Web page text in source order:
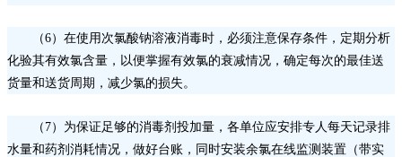
（6）在使用次氯酸钠溶液消毒时，必须注意保存条件，定期分析
化验其有效氯含量，以便掌握有效氯的衰减情况，确定每次的最佳送
货量和送货周期，减少氯的损失。
（ 7）为保证足够的消毒剂投加量，各单位应安排专人每天记录排
水量和药剂消耗情况，做好台账，同时安装余氯在线监测装置（带实